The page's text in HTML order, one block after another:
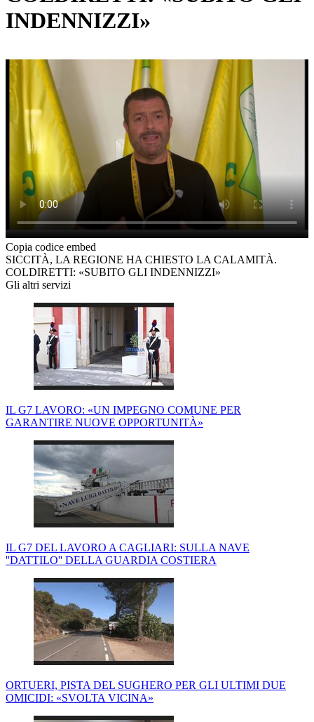
INDENNIZZI»
Copia codice embed
SICCITÀ, LA REGIONE HA CHIESTO LA CALAMITÀ.
COLDIRETTI: «SUBITO GLI INDENNIZZI»
Gli altri servizi
IL G7 LAVORO: «UN IMPEGNO COMUNE PER
GARANTIRE NUOVE OPPORTUNITÀ»
IL G7 DEL LAVORO A CAGLIARI: SULLA NAVE
''DATTILO'' DELLA GUARDIA COSTIERA
ORTUERI, PISTA DEL SUGHERO PER GLI ULTIMI DUE
OMICIDI: «SVOLTA VICINA»